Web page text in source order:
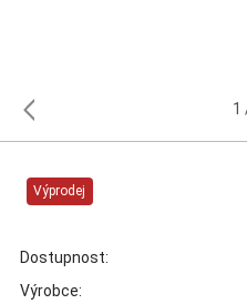
1
Výprodej
Dostupnost:
Výrobce: